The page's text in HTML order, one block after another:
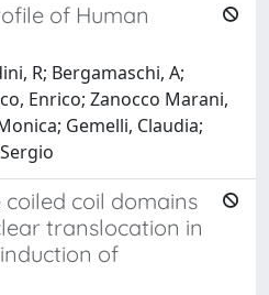
of Human
R; Bergamaschi, A;
Enrico; Zanocco Marani,
Gemelli, Claudia;
coil domains
translocation in
of